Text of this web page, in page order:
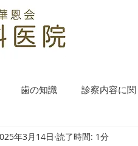
歯の知識 診察内容に関
年3月14日 読了時間: 1分